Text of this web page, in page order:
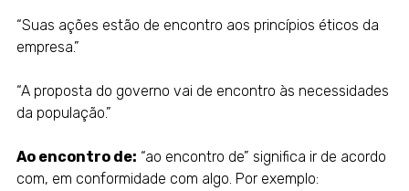
“Suas ações estão de encontro aos princípios éticos da
empresa.”
“A proposta do governo vai de encontro às necessidades
da população.”
Ao encontro de: “ao encontro de” significa ir de acordo
com, em conformidade com algo. Por exemplo: